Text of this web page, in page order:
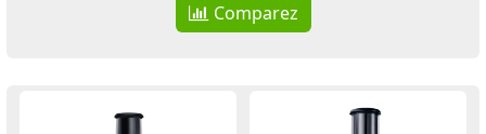
Comparez